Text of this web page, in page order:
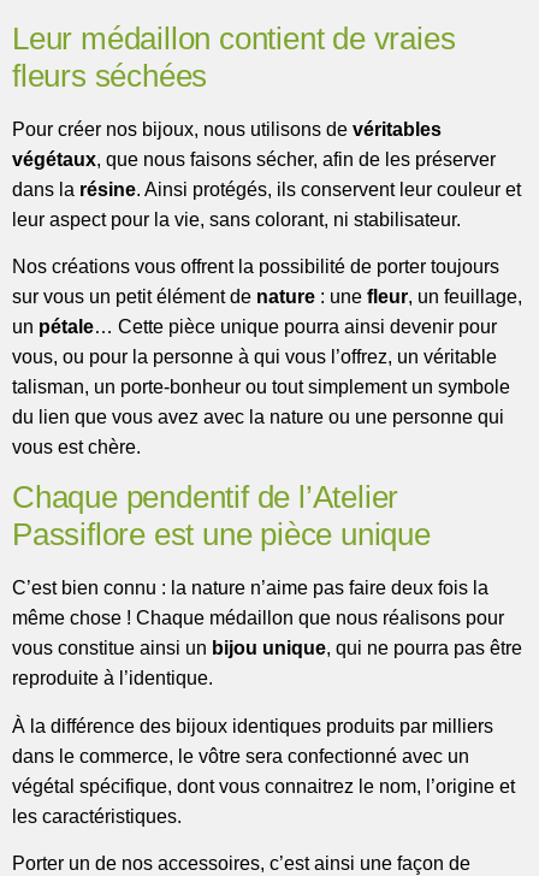
Leur médaillon contient de vraies
fleurs séchées
Pour créer nos bijoux, nous utilisons de véritables
végétaux, que nous faisons sécher, afin de les préserver
dans la résine. Ainsi protégés, ils conservent leur couleur et
leur aspect pour la vie, sans colorant, ni stabilisateur.
Nos créations vous offrent la possibilité de porter toujours
sur vous un petit élément de nature : une fleur, un feuillage,
un pétale… Cette pièce unique pourra ainsi devenir pour
vous, ou pour la personne à qui vous l’offrez, un véritable
talisman, un porte-bonheur ou tout simplement un symbole
du lien que vous avez avec la nature ou une personne qui
vous est chère.
Chaque pendentif de l’Atelier
Passiflore est une pièce unique
C’est bien connu : la nature n’aime pas faire deux fois la
même chose ! Chaque médaillon que nous réalisons pour
vous constitue ainsi un bijou unique, qui ne pourra pas être
reproduite à l’identique.
À la différence des bijoux identiques produits par milliers
dans le commerce, le vôtre sera confectionné avec un
végétal spécifique, dont vous connaitrez le nom, l’origine et
les caractéristiques.
Porter un de nos accessoires, c’est ainsi une façon de